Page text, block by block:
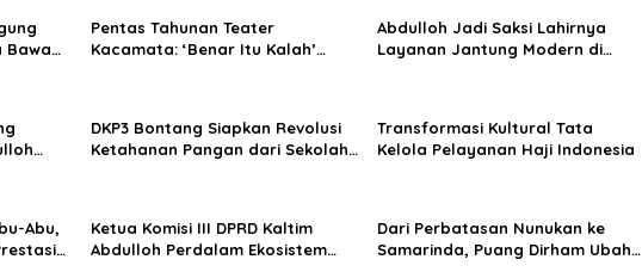
Bawa
Pentas Tahunan Teater
Kacamata: ‘Benar Itu Kalah’
Abdulloh Jadi Saksi Lahirnya
Layanan Jantung Modern di
DKP3 Bontang Siapkan Revolusi
Ketahanan Pangan dari Sekolah,
Transformasi Kultural Tata
Kelola Pelayanan Haji Indonesia
Abu,
Ketua Komisi III DPRD Kaltim
Abdulloh Perdalam Ekosistem
Dari Perbatasan Nunukan ke
Samarinda, Puang Dirham Ubah